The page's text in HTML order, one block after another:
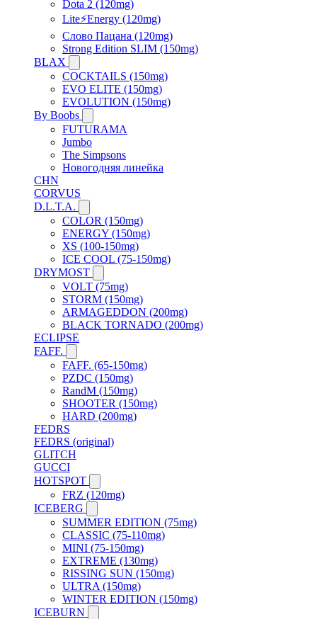
Dota 2 (120mg)
Lite⚡Energy (120mg)
Слово Пацана (120mg)
Strong Edition SLIM (150mg)
BLAX
COCKTAILS (150mg)
EVO ELITE (150mg)
EVOLUTION (150mg)
By Boobs
FUTURAMA
Jumbo
The Simpsons
Новогодняя линейка
CHN
CORVUS
D.L.T.A.
COLOR (150mg)
ENERGY (150mg)
XS (100-150mg)
ICE COOL (75-150mg)
DRYMOST
VOLT (75mg)
STORM (150mg)
ARMAGEDDON (200mg)
BLACK TORNADO (200mg)
ECLIPSE
FAFF.
FAFF. (65-150mg)
PZDC (150mg)
RandM (150mg)
SHOOTER (150mg)
HARD (200mg)
FEDRS
FEDRS (original)
GLITCH
GUCCI
HOTSPOT
FRZ (120mg)
ICEBERG
SUMMER EDITION (75mg)
CLASSIC (75-110mg)
MINI (75-150mg)
EXTREME (130mg)
RISSING SUN (150mg)
ULTRA (150mg)
WINTER EDITION (150mg)
ICEBURN